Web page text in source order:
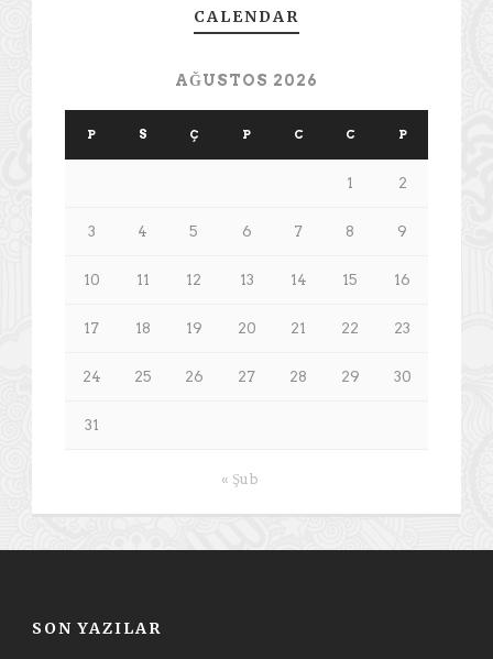
CALENDAR
AĞUSTOS 2026
P S Ç P C C P
1 2
3 4 5 6 7 8 9
10 11 12 13 14 15 16
17 18 19 20 21 22 23
24 25 26 27 28 29 30
31
« Şub
SON YAZILAR